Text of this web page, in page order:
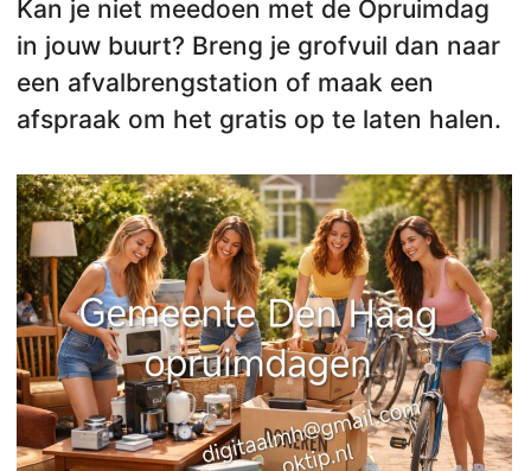
Kan je niet meedoen met de Opruimdag
in jouw buurt? Breng je grofvuil dan naar
een afvalbrengstation of maak een
afspraak om het gratis op te laten halen.